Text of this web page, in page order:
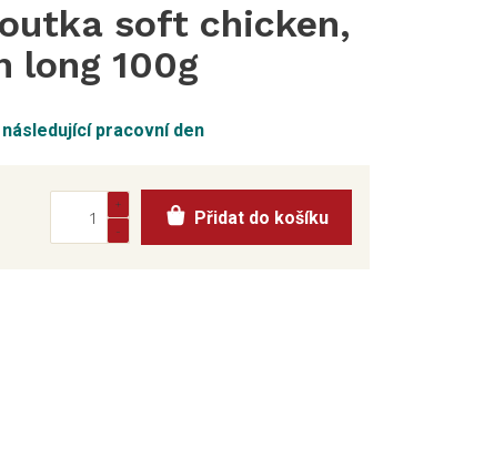
pracovní den
soft chicken,
long 100g
Přidat do košíku